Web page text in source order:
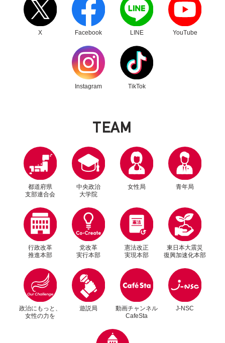
X Facebook LINE YouTube
Instagram
別ウィンドウリンク
TikTok
別ウィンドウリンク
TEAM
都道府県
支部連合会
中央政治
大学院
女性局 青年局
行政改革
推進本部
党改革
実行本部
憲法改正
実現本部
東日本大震災
復興加速化本部
政治にもっと、
女性の力を
別ウィンドウリンク
遊説局
別ウィンドウリンク
動画チャンネル
CafeSta
J-NSC
別ウィンドウリンク